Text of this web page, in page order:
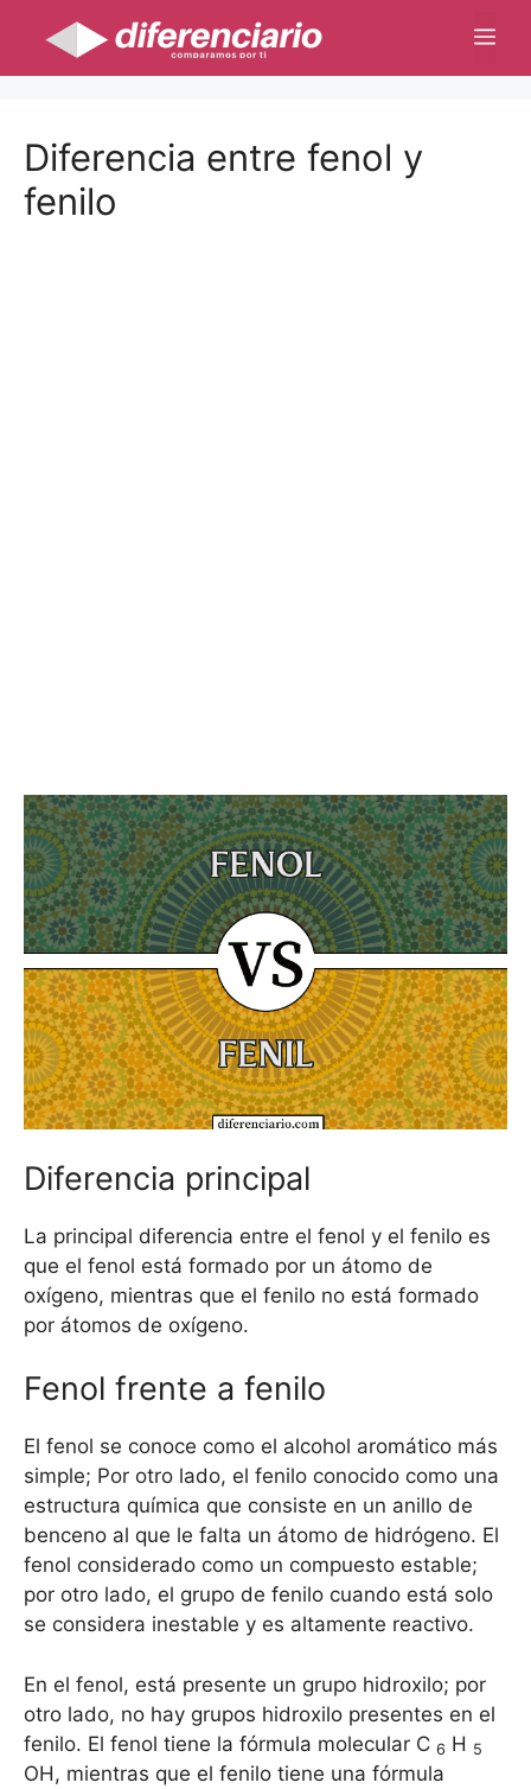
contenido
Diferencia entre fenol y
fenilo
Diferencia principal
La principal diferencia entre el fenol y el fenilo es
que el fenol está formado por un átomo de
oxígeno, mientras que el fenilo no está formado
por átomos de oxígeno.
Fenol frente a fenilo
El fenol se conoce como el alcohol aromático más
simple; Por otro lado, el fenilo conocido como una
estructura química que consiste en un anillo de
benceno al que le falta un átomo de hidrógeno. El
fenol considerado como un compuesto estable;
por otro lado, el grupo de fenilo cuando está solo
se considera inestable y es altamente reactivo.
En el fenol, está presente un grupo hidroxilo; por
otro lado, no hay grupos hidroxilo presentes en el
fenilo. El fenol tiene la fórmula molecular C 6 H 5
OH, mientras que el fenilo tiene una fórmula